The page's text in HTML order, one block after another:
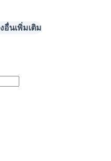
อื่นเพิ่มเติม